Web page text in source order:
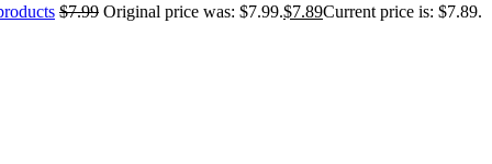
$7.99 Original price was: $7.99.$7.89Current price is: $7.89.